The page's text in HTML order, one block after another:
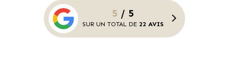
5 / 5
SUR UN TOTAL DE 22 AVIS